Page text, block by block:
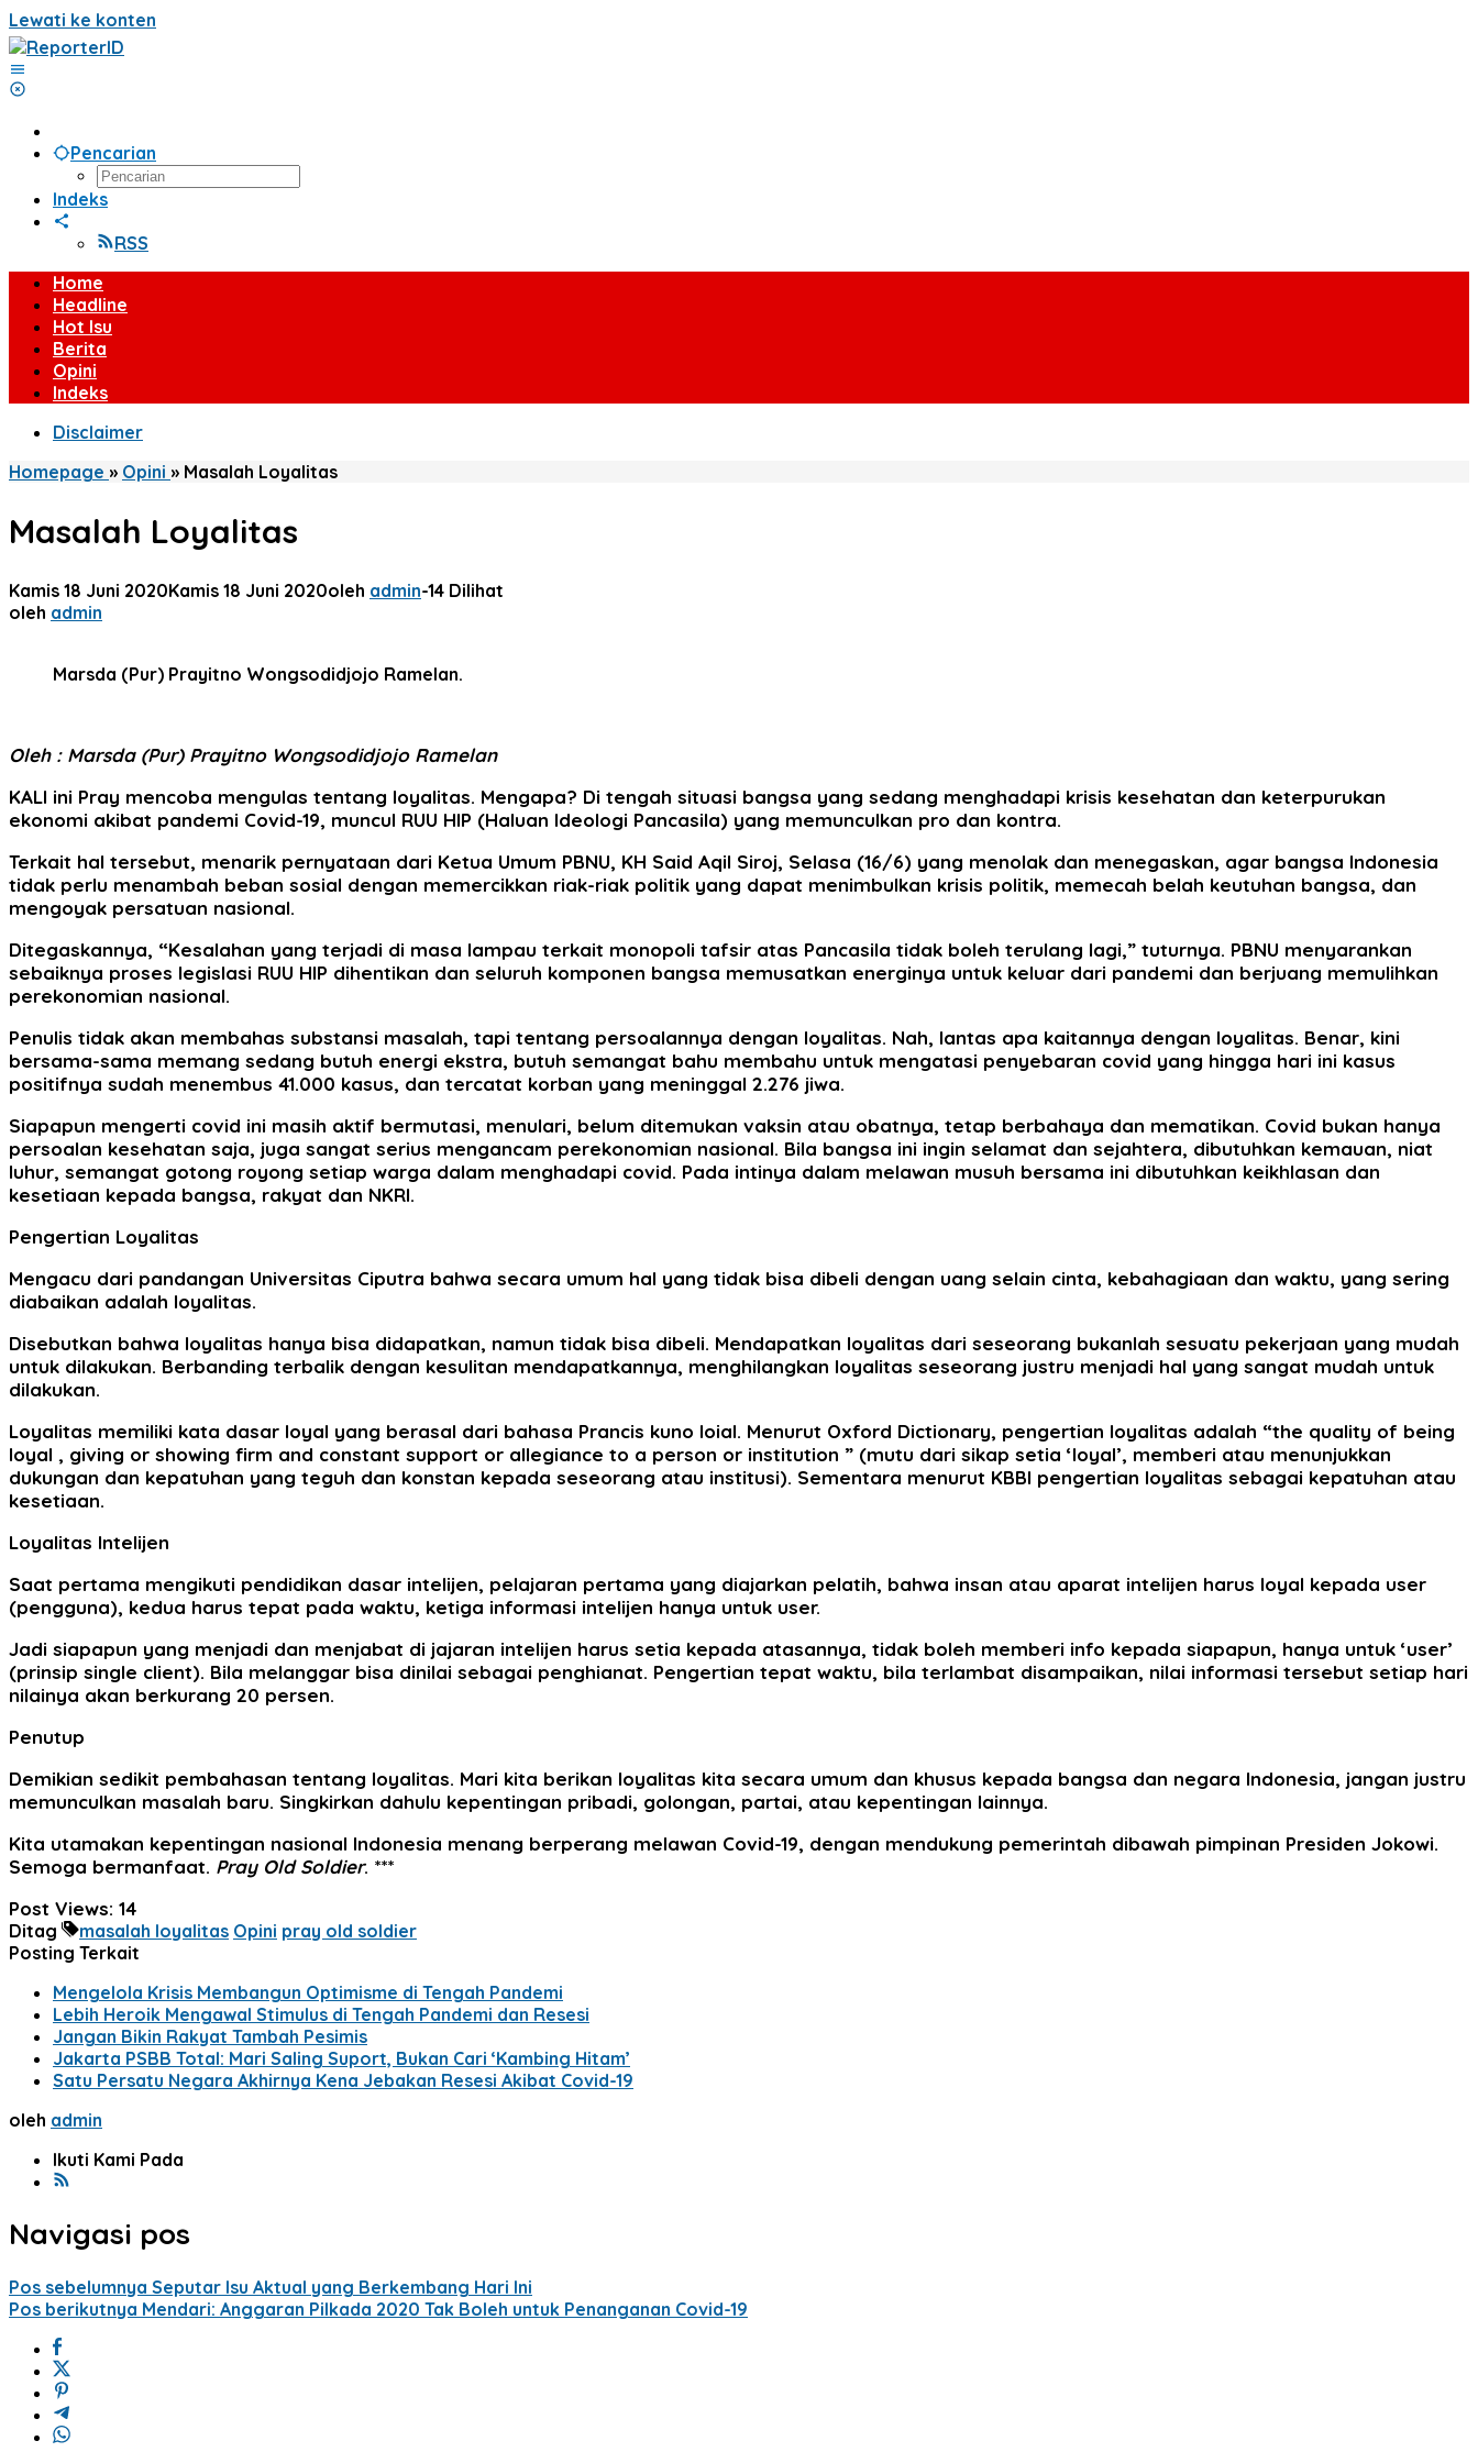
Lewati ke konten
Pencarian
Indeks
RSS
Home
Headline
Hot Isu
Berita
Opini
Indeks
Disclaimer
Homepage » Opini » Masalah Loyalitas
Masalah Loyalitas
Kamis 18 Juni 2020Kamis 18 Juni 2020oleh admin-14 Dilihat
oleh admin
Marsda (Pur) Prayitno Wongsodidjojo Ramelan.
Oleh : Marsda (Pur) Prayitno Wongsodidjojo Ramelan
KALI ini Pray mencoba mengulas tentang loyalitas. Mengapa? Di tengah situasi bangsa yang sedang menghadapi krisis kesehatan dan keterpurukan
ekonomi akibat pandemi Covid-19, muncul RUU HIP (Haluan Ideologi Pancasila) yang memunculkan pro dan kontra.
Terkait hal tersebut, menarik pernyataan dari Ketua Umum PBNU, KH Said Aqil Siroj, Selasa (16/6) yang menolak dan menegaskan, agar bangsa Indonesia
tidak perlu menambah beban sosial dengan memercikkan riak-riak politik yang dapat menimbulkan krisis politik, memecah belah keutuhan bangsa, dan
mengoyak persatuan nasional.
Ditegaskannya, “Kesalahan yang terjadi di masa lampau terkait monopoli tafsir atas Pancasila tidak boleh terulang lagi,” tuturnya. PBNU menyarankan
sebaiknya proses legislasi RUU HIP dihentikan dan seluruh komponen bangsa memusatkan energinya untuk keluar dari pandemi dan berjuang memulihkan
perekonomian nasional.
Penulis tidak akan membahas substansi masalah, tapi tentang persoalannya dengan loyalitas. Nah, lantas apa kaitannya dengan loyalitas. Benar, kini
bersama-sama memang sedang butuh energi ekstra, butuh semangat bahu membahu untuk mengatasi penyebaran covid yang hingga hari ini kasus
positifnya sudah menembus 41.000 kasus, dan tercatat korban yang meninggal 2.276 jiwa.
Siapapun mengerti covid ini masih aktif bermutasi, menulari, belum ditemukan vaksin atau obatnya, tetap berbahaya dan mematikan. Covid bukan hanya
persoalan kesehatan saja, juga sangat serius mengancam perekonomian nasional. Bila bangsa ini ingin selamat dan sejahtera, dibutuhkan kemauan, niat
luhur, semangat gotong royong setiap warga dalam menghadapi covid. Pada intinya dalam melawan musuh bersama ini dibutuhkan keikhlasan dan
kesetiaan kepada bangsa, rakyat dan NKRI.
Pengertian Loyalitas
Mengacu dari pandangan Universitas Ciputra bahwa secara umum hal yang tidak bisa dibeli dengan uang selain cinta, kebahagiaan dan waktu, yang sering
diabaikan adalah loyalitas.
Disebutkan bahwa loyalitas hanya bisa didapatkan, namun tidak bisa dibeli. Mendapatkan loyalitas dari seseorang bukanlah sesuatu pekerjaan yang mudah
untuk dilakukan. Berbanding terbalik dengan kesulitan mendapatkannya, menghilangkan loyalitas seseorang justru menjadi hal yang sangat mudah untuk
dilakukan.
Loyalitas memiliki kata dasar loyal yang berasal dari bahasa Prancis kuno loial. Menurut Oxford Dictionary, pengertian loyalitas adalah “the quality of being
loyal , giving or showing firm and constant support or allegiance to a person or institution ” (mutu dari sikap setia ‘loyal’, memberi atau menunjukkan
dukungan dan kepatuhan yang teguh dan konstan kepada seseorang atau institusi). Sementara menurut KBBI pengertian loyalitas sebagai kepatuhan atau
kesetiaan.
Loyalitas Intelijen
Saat pertama mengikuti pendidikan dasar intelijen, pelajaran pertama yang diajarkan pelatih, bahwa insan atau aparat intelijen harus loyal kepada user
(pengguna), kedua harus tepat pada waktu, ketiga informasi intelijen hanya untuk user.
Jadi siapapun yang menjadi dan menjabat di jajaran intelijen harus setia kepada atasannya, tidak boleh memberi info kepada siapapun, hanya untuk ‘user’
(prinsip single client). Bila melanggar bisa dinilai sebagai penghianat. Pengertian tepat waktu, bila terlambat disampaikan, nilai informasi tersebut setiap hari
nilainya akan berkurang 20 persen.
Penutup
Demikian sedikit pembahasan tentang loyalitas. Mari kita berikan loyalitas kita secara umum dan khusus kepada bangsa dan negara Indonesia, jangan justru
memunculkan masalah baru. Singkirkan dahulu kepentingan pribadi, golongan, partai, atau kepentingan lainnya.
Kita utamakan kepentingan nasional Indonesia menang berperang melawan Covid-19, dengan mendukung pemerintah dibawah pimpinan Presiden Jokowi.
Semoga bermanfaat. Pray Old Soldier. ***
Post Views: 14
Ditag masalah loyalitas Opini pray old soldier
Posting Terkait
Mengelola Krisis Membangun Optimisme di Tengah Pandemi
Lebih Heroik Mengawal Stimulus di Tengah Pandemi dan Resesi
Jangan Bikin Rakyat Tambah Pesimis
Jakarta PSBB Total: Mari Saling Suport, Bukan Cari ‘Kambing Hitam’
Satu Persatu Negara Akhirnya Kena Jebakan Resesi Akibat Covid-19
oleh admin
Ikuti Kami Pada
Navigasi pos
Pos sebelumnya Seputar Isu Aktual yang Berkembang Hari Ini
Pos berikutnya Mendari: Anggaran Pilkada 2020 Tak Boleh untuk Penanganan Covid-19